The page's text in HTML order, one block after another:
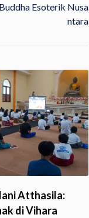
Esoterik Nusa
Ntara
Hadir dalam
Buddha…